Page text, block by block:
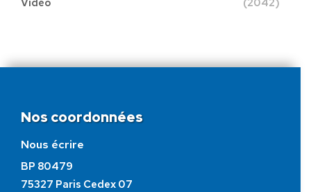
Nos coordonnées
Nous écrire
BP 80479
75327 Paris Cedex 07